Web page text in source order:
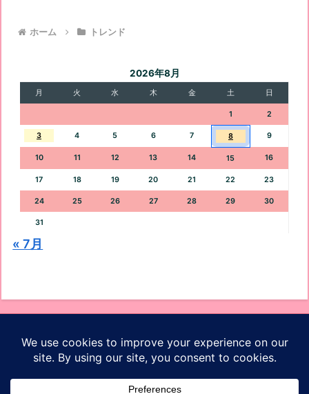
ホーム トレンド
2026年8月
月 火 水 木 金 土 日
1 2
3 4 5 6 7 8 9
10 11 12 13 14 15 16
17 18 19 20 21 22 23
24 25 26 27 28 29 30
31
« 7月
オッケーブログ